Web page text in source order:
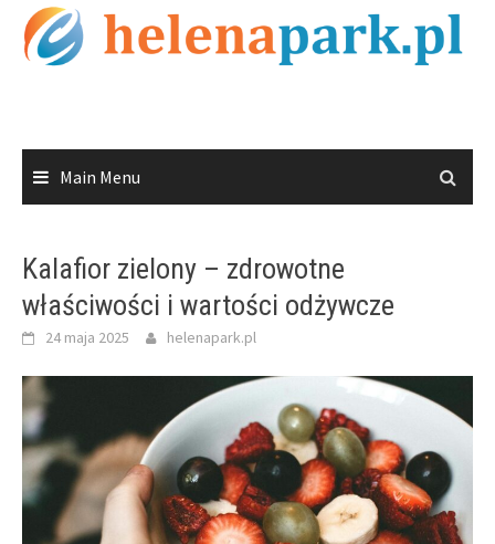
Skip
content
Main Menu
Kalafior zielony – zdrowotne
właściwości i wartości odżywcze
24 maja 2025 helenapark.pl